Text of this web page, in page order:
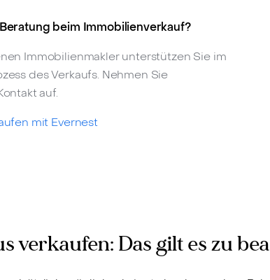
beim Immobilienverkauf?
Immobilienmakler unterstützen Sie im
des Verkaufs. Nehmen Sie
auf.
mit Evernest
verkaufen: Das gilt es zu